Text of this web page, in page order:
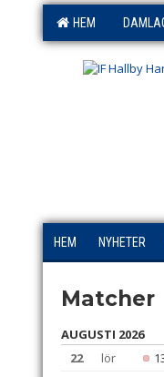
HEM
HEM NYHETER
Matcher
AUGUSTI 2026
22
lör